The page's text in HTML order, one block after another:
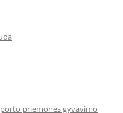
priemonės gyvavimo